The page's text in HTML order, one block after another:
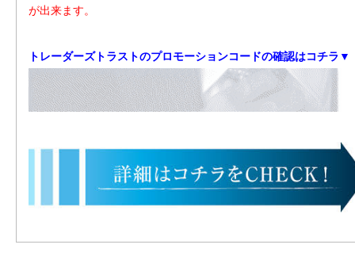
が出来ます。
トレーダーズトラストのプロモーションコードの確認はコチラ▼